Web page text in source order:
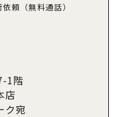
頼（無料通話）
1階
店
ク宛